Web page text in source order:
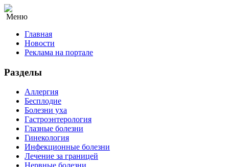
Меню
Главная
Новости
Реклама на портале
Разделы
Аллергия
Бесплодие
Болезни уха
Гастроэнтерология
Глазные болезни
Гинекология
Инфекционные болезни
Лечение за границей